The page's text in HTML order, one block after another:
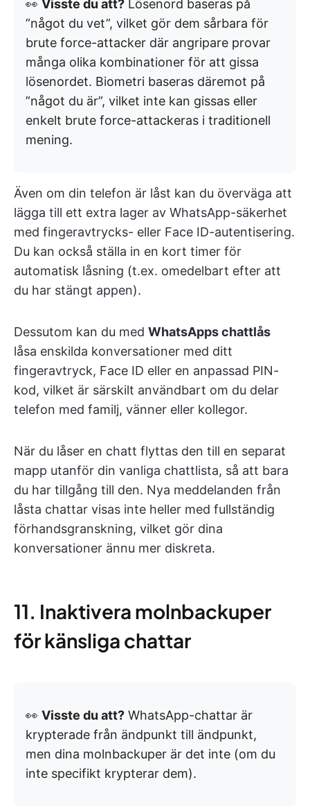
👀 Visste du att? Lösenord baseras på
”något du vet”, vilket gör dem sårbara för
brute force-attacker där angripare provar
många olika kombinationer för att gissa
lösenordet. Biometri baseras däremot på
”något du är”, vilket inte kan gissas eller
enkelt brute force-attackeras i traditionell
mening.
Även om din telefon är låst kan du överväga att
lägga till ett extra lager av WhatsApp-säkerhet
med fingeravtrycks- eller Face ID-autentisering.
Du kan också ställa in en kort timer för
automatisk låsning (t.ex. omedelbart efter att
du har stängt appen).
Dessutom kan du med WhatsApps chattlås
låsa enskilda konversationer med ditt
fingeravtryck, Face ID eller en anpassad PIN-
kod, vilket är särskilt användbart om du delar
telefon med familj, vänner eller kollegor.
När du låser en chatt flyttas den till en separat
mapp utanför din vanliga chattlista, så att bara
du har tillgång till den. Nya meddelanden från
låsta chattar visas inte heller med fullständig
förhandsgranskning, vilket gör dina
konversationer ännu mer diskreta.
11. Inaktivera molnbackuper
för känsliga chattar
👀 Visste du att? WhatsApp-chattar är
krypterade från ändpunkt till ändpunkt,
men dina molnbackuper är det inte (om du
inte specifikt krypterar dem).